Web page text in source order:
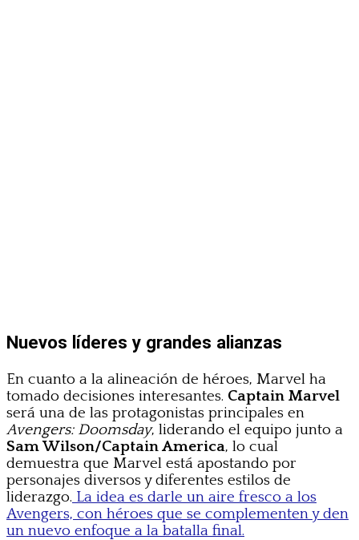
Nuevos líderes y grandes alianzas
En cuanto a la alineación de héroes, Marvel ha
tomado decisiones interesantes. Captain Marvel
será una de las protagonistas principales en
Avengers: Doomsday, liderando el equipo junto a
Sam Wilson/Captain America, lo cual
demuestra que Marvel está apostando por
personajes diversos y diferentes estilos de
liderazgo. La idea es darle un aire fresco a los
Avengers, con héroes que se complementen y den
un nuevo enfoque a la batalla final.